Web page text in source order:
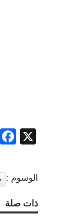
X
الوسوم :
ذات صلة